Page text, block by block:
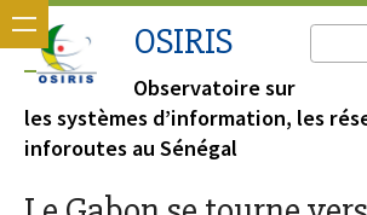
OSIRIS
Observatoire sur
les systèmes d’information, les
inforoutes au Sénégal